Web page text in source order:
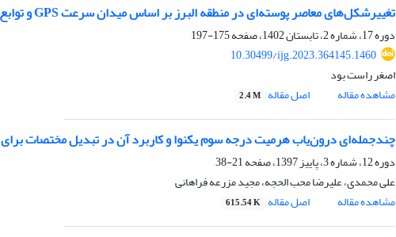
تغییرشکل‌های معاصر پوسته‌ای در منطقه البرز بر اساس میدان سرعت GPS و توابع اسپلاین
دوره 17، شماره 2، تابستان 1402، صفحه
175-197
10.30499/ijg.2023.364145.1460
اصغر راست بود
مشاهده مقاله
اصل مقاله 2.4 M
چندجمله‌ای درون‌یاب هرمیت درجه سوم یکنوا و کاربرد آن در تبدیل مختصات
دوره 12، شماره 3، پاییز 1397، صفحه
21-38
علی محمدی، علیرضا محب الحجه، مجید مزرعه فراهانی
مشاهده مقاله
اصل مقاله 615.54 K